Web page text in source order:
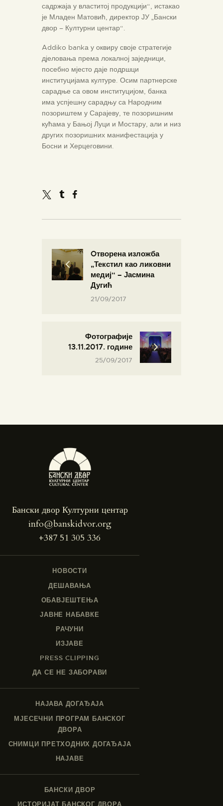
садржаја у властитој продукцији“, истакао
је Младен Матовић, директор ЈУ „Бански
двор – Културни центар“.
Addiko bankа у оквиру своје стратегије
дјеловања према локалној заједници,
посебно мјесто даје подршци
институцијама културе. Осим партнерске
сарадње са овом институцијом, банка
има успјешну сарадњу са Народним
позориштем у Сарајеву, те позоришним
кућама у Бањој Луци и Мостару, али и низ
других позоришних манифестација у
Босни и Херцеговини.
Oтворена изложба
„Текстил као ликовни
медиј“ – Јасмина
Дугић
21/09/2017
Фотографије
13.11.2017. године
25/09/2017
Бански двор Културни центар
info@banskidvor.org
+387 51 305 336
НОВОСТИ
ДЕШАВАЊА
ОБАВЈЕШТЕЊА
ЈАВНЕ НАБАВКЕ
РАЧУНИ
ИЗЈАВЕ
PRESS CLIPPING
ДА СЕ НЕ ЗАБОРАВИ
НАЈАВА ДОГАЂАЈА
МЈЕСЕЧНИ ПРОГРАМ БАНСКОГ
ДВОРА
СНИМЦИ ПРЕТХОДНИХ ДОГАЂАЈА
НАЈАВЕ
БАНСКИ ДВОР
ИСТОРИЈАТ БАНСКОГ ДВОРА